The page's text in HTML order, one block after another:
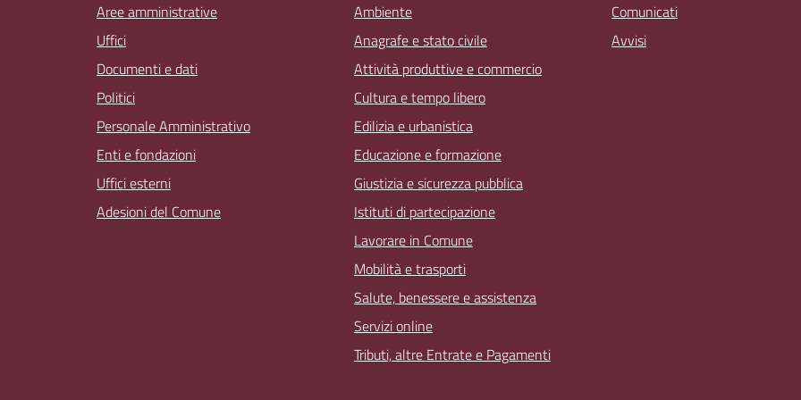
Aree amministrative
Uffici
Documenti e dati
Politici
Personale Amministrativo
Enti e fondazioni
Uffici esterni
Adesioni del Comune
Ambiente
Anagrafe e stato civile
Attività produttive e commercio
Cultura e tempo libero
Edilizia e urbanistica
Educazione e formazione
Giustizia e sicurezza pubblica
Istituti di partecipazione
Lavorare in Comune
Mobilità e trasporti
Salute, benessere e assistenza
Servizi online
Tributi, altre Entrate e Pagamenti
Comunicati
Avvisi